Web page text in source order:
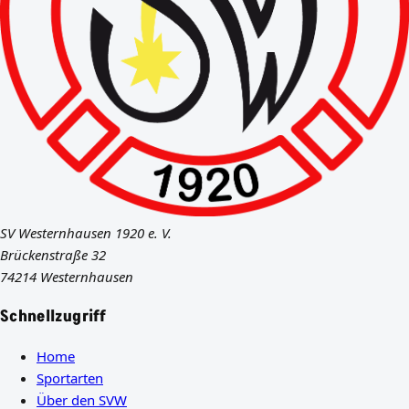
SV Westernhausen 1920 e. V.
Brückenstraße 32
74214 Westernhausen
Schnellzugriff
Home
Sportarten
Über den SVW